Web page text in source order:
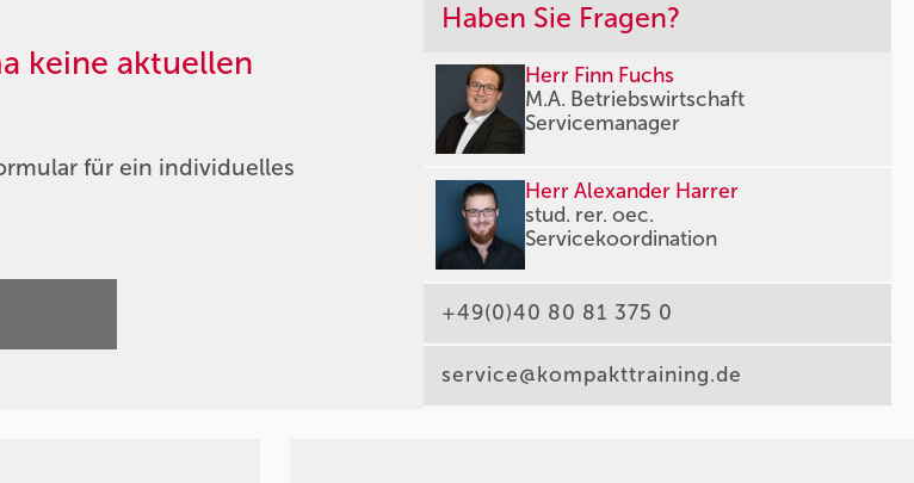
keine aktuellen
für ein individuelles
Haben Sie Fragen?
Herr Finn Fuchs
M.A. Betriebswirtschaft
Servicemanager
Herr Alexander Harrer
stud. rer. oec.
Servicekoordination
+49(0)40 80 81 375 0
service@kompakttraining.de